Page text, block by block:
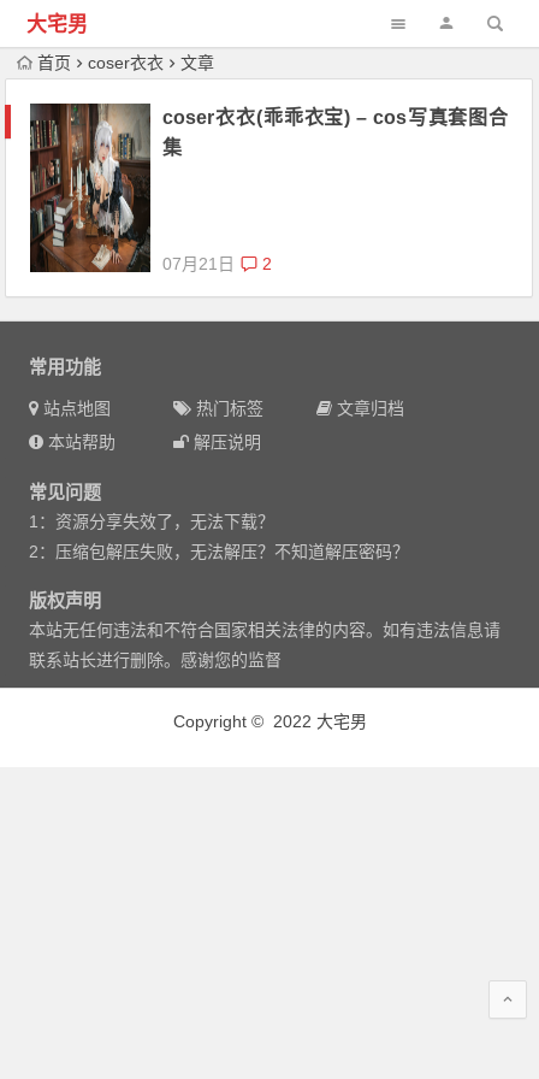
大宅男
首页 coser衣衣 文章
coser衣衣(乖乖衣宝) – cos写真套图合
集
07月21日 2
常用功能
站点地图 热门标签
文章归档
本站帮助
解压说明
常见问题
1：资源分享失效了，无法下载？
2：压缩包解压失败，无法解压？不知道解压密码？
版权声明
本站无任何违法和不符合国家相关法律的内容。如有违法信息请
联系站长进行删除。感谢您的监督
Copyright © 2022 大宅男